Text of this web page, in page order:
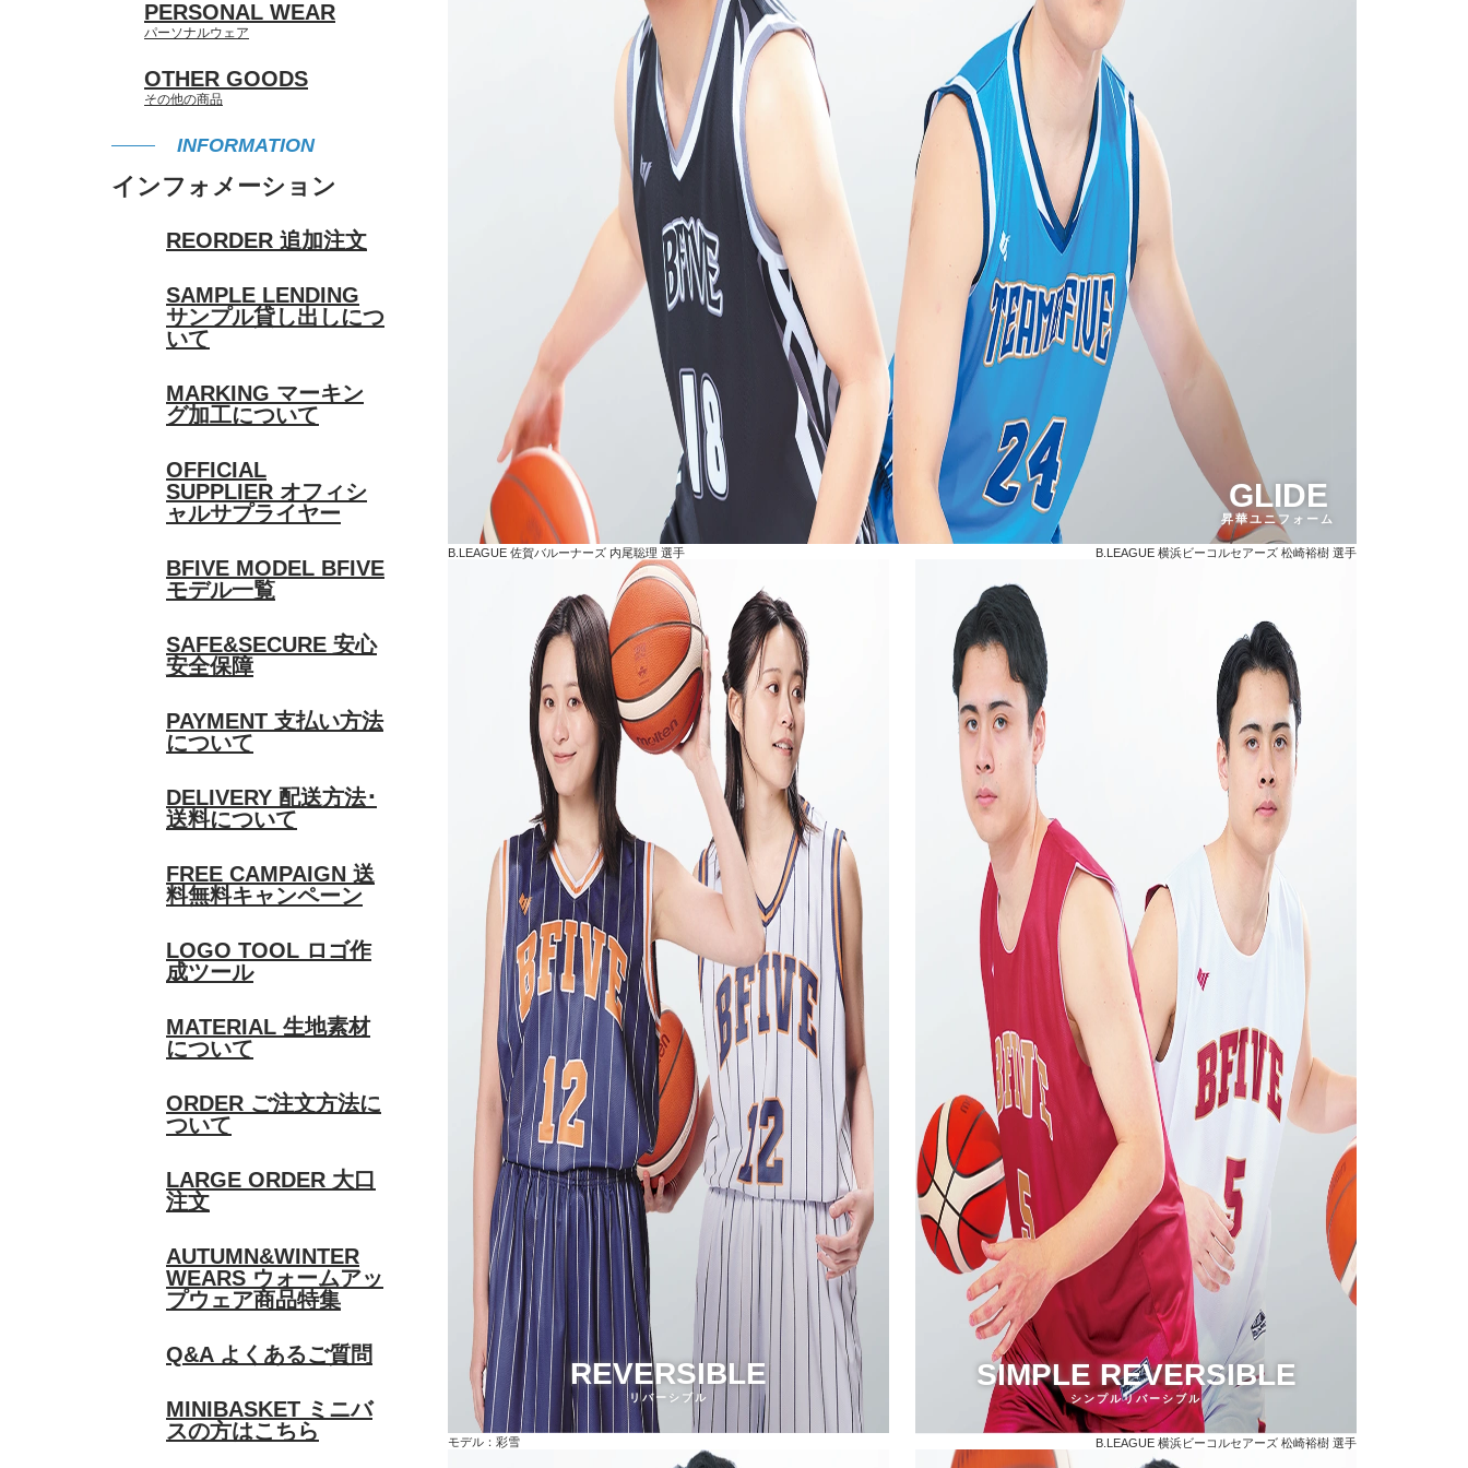
PERSONAL WEAR
パーソナルウェア
OTHER GOODS
その他の商品
INFORMATION
インフォメーション
REORDER 追加注文
SAMPLE LENDING
サンプル貸し出しにつ
いて
MARKING マーキン
グ加工について
OFFICIAL
SUPPLIER オフィシ
ャルサプライヤー
BFIVE MODEL BFIVE
モデル一覧
SAFE&SECURE 安心
安全保障
PAYMENT 支払い方法
について
DELIVERY 配送方法･
送料について
FREE CAMPAIGN 送
料無料キャンペーン
LOGO TOOL ロゴ作
成ツール
MATERIAL 生地素材
について
ORDER ご注文方法に
ついて
LARGE ORDER 大口
注文
AUTUMN&WINTER
WEARS ウォームアッ
プウェア商品特集
Q&A よくあるご質問
MINIBASKET ミニバ
スの方はこちら
GLIDE
昇華ユニフォーム
B.LEAGUE 佐賀バルーナーズ 内尾聡理 選手 B.LEAGUE 横浜ビーコルセアーズ 松崎裕樹 選手
REVERSIBLE
リバーシブル
モデル：彩雪
SIMPLE REVERSIBLE
シンプルリバーシブル
B.LEAGUE 横浜ビーコルセアーズ 松崎裕樹 選手